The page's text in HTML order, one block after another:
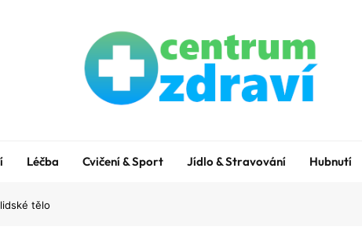
Léčba Cvičení & Sport Jídlo & Stravování Hubnutí
tělo